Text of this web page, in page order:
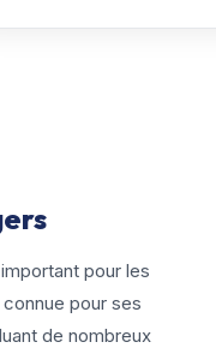
pour les
pour ses
de nombreux